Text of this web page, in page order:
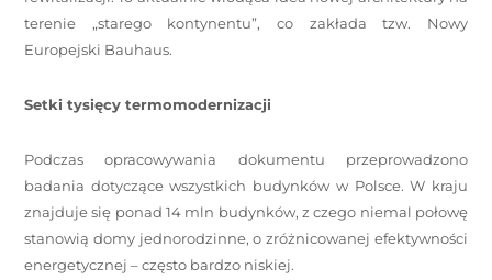
terenie „starego kontynentu”, co zakłada tzw. Nowy
Europejski Bauhaus.
Setki tysięcy termomodernizacji
Podczas opracowywania dokumentu przeprowadzono
badania dotyczące wszystkich budynków w Polsce. W kraju
znajduje się ponad 14 mln budynków, z czego niemal połowę
stanowią domy jednorodzinne, o zróżnicowanej efektywności
energetycznej – często bardzo niskiej.